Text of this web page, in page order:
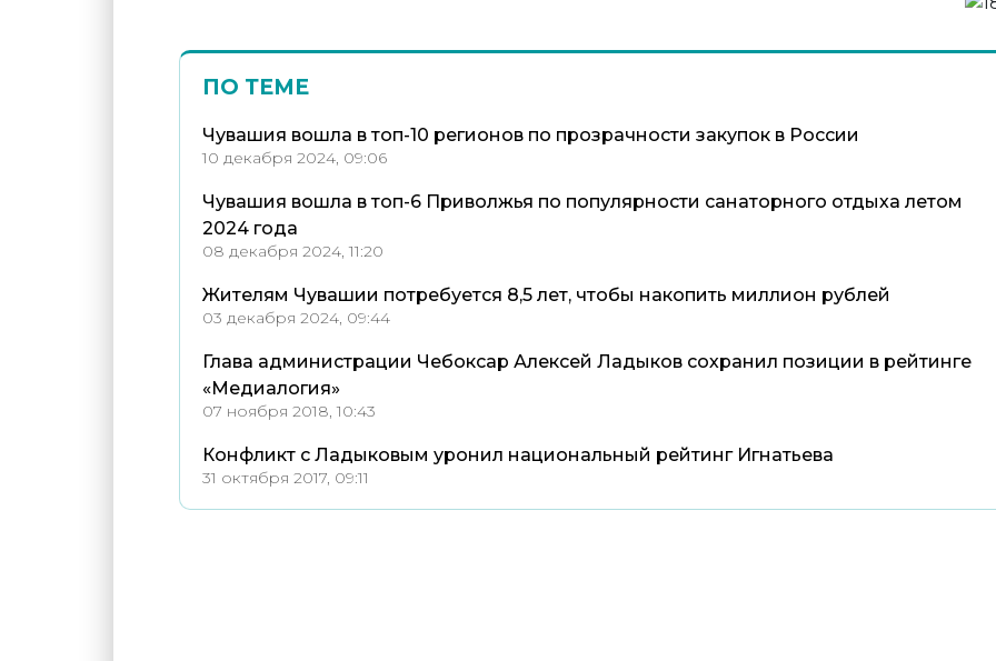
ПО ТЕМЕ
Чувашия вошла в топ-10 регионов по прозрачности закупок в России
10 декабря 2024, 09:06
Чувашия вошла в топ-6 Приволжья по популярности санаторного отдыха летом
2024 года
08 декабря 2024, 11:20
Жителям Чувашии потребуется 8,5 лет, чтобы накопить миллион рублей
03 декабря 2024, 09:44
Глава администрации Чебоксар Алексей Ладыков сохранил позиции в рейтинге
«Медиалогия»
07 ноября 2018, 10:43
Конфликт с Ладыковым уронил национальный рейтинг Игнатьева
31 октября 2017, 09:11